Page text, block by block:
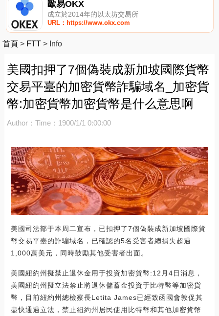
歐易OKX
成立於2014年的以太坊交易所
URL：https://www.okx.com
首頁 > FTT > Info
美國扣押了7個偽裝成新加坡國際貨幣
交易平臺的加密貨幣詐騙域名_加密貨
幣:加密貨幣加密貨幣是什么意思啊
Author： Time：1900/1/1 0:00:00
美國司法部于本周二宣布，已扣押了7個偽裝成新加坡國際貨
幣交易平臺的詐騙域名，已確認的5名受害者總損失超過
1,000萬美元，同時鼓勵其他受害者出面。
美國紐約州擬禁止退休金用于投資加密貨幣:12月4日消息，
美國紐約州擬立法禁止將退休儲蓄金投資于比特幣等加密貨
幣，目前紐約州總檢察長Letita James已經致函國會敦促其
盡快通過立法，禁止紐約州居民使用比特幣和其他加密貨幣